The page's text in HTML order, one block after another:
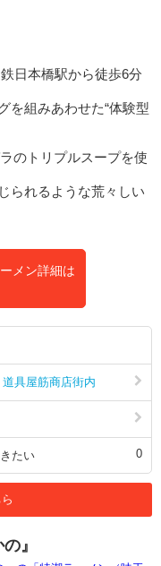
日本橋駅から徒歩6分
を組みあわせた“体験型
のトリプルスープを使
られるような荒々しい
メン詳細は
具屋筋商店街内
たい 0
』